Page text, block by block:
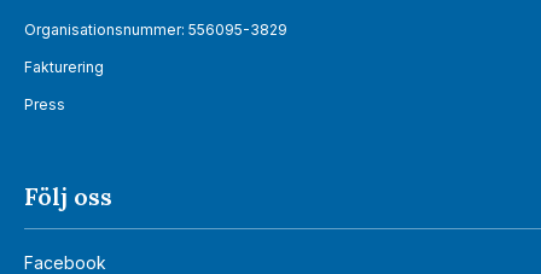
Organisationsnummer: 556095-3829
Fakturering
Press
Följ oss
Facebook